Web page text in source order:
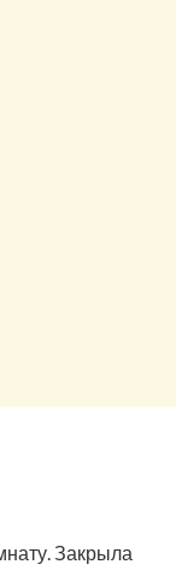
Закрыла